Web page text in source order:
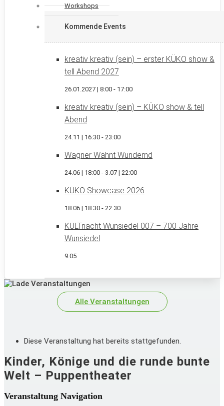
Workshops
Kommende Events
kreativ kreativ (sein) – erster KÜKO show &
tell Abend 2027
26.01.2027 | 8:00 - 17:00
kreativ kreativ (sein) – KÜKO show & tell
Abend
24.11 | 16:30 - 23:00
Wagner Wähnt Wundernd
24.06 | 18:00 - 3.07 | 22:00
KÜKO Showcase 2026
18.06 | 18:30 - 22:30
KULTnacht Wunsiedel 007 – 700 Jahre
Wunsiedel
9.05
Alle Veranstaltungen
Diese Veranstaltung hat bereits stattgefunden.
Kinder, Könige und die runde bunte
Welt – Puppentheater
Veranstaltung Navigation